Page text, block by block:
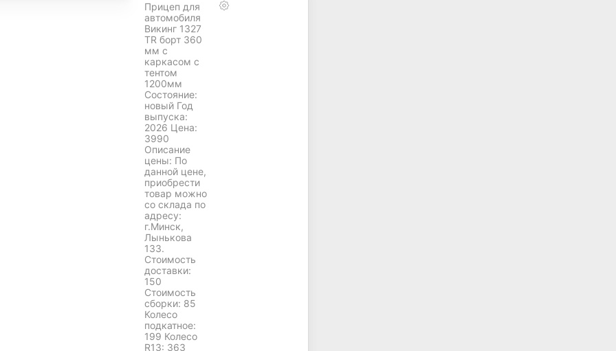
Прицеп для
автомобиля
Викинг 1327
TR борт 360
мм с
каркасом с
тентом
1200мм
Состояние:
новый Год
выпуска:
2026 Цена:
3990
Описание
цены: По
данной цене,
приобрести
товар можно
со склада по
адресу:
г.Минск,
Лынькова
133.
Стоимость
доставки:
150
Стоимость
сборки: 85
Колесо
подкатное:
199 Колесо
R13: 363